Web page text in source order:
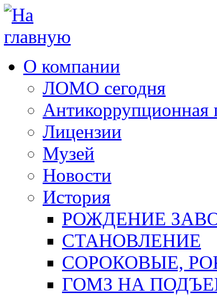
О компании
ЛОМО сегодня
Антикоррупционная
Лицензии
Музей
Новости
История
РОЖДЕНИЕ
СТАНОВЛЕНИЕ
СОРОКОВЫЕ,
ГОМЗ НА